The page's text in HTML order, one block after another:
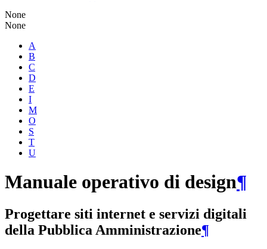
None
None
A
B
C
D
E
I
M
O
S
T
U
Manuale operativo di design¶
Progettare siti internet e servizi digitali
della Pubblica Amministrazione¶